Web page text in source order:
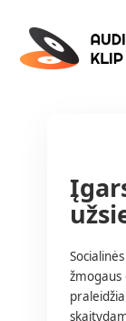
žmogaus